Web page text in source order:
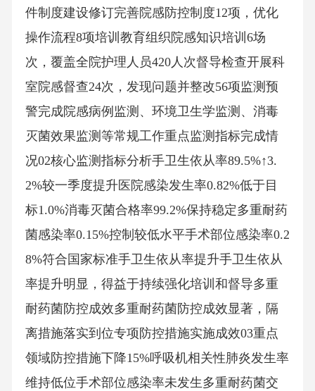
件制度建设修订完善院感防控制度12项，优化
操作流程8项培训教育组织院感知识培训6场
次，覆盖全院护理人员420人次督导检查开展科
室院感督查24次，发现问题并整改56项监测预
警完成院感病例监测、环境卫生学监测、消毒
灭菌效果监测等常规工作重点监测指标完成情
况02核心监测指标分析手卫生依从率89.5%↑3.
2%较一季度提升医院感染发生率0.82%低于目
标1.0%消毒灭菌合格率99.2%保持稳定多重耐药
菌感染率0.15%控制较低水平手术部位感染率0.2
8%符合国家标准手卫生依从率提升手卫生依从
率提升明显，得益于持续强化培训和督导多重
耐药菌防控成效多重耐药菌防控成效显著，隔
离措施落实到位专项防控措施实施成效03重点
领域防控措施下降15%呼吸机相关性肺炎发生率
维持低位手术部位感染率未发生多重耐药菌交